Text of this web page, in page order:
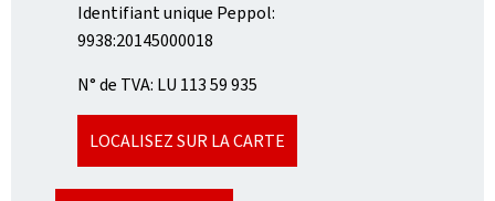
Identifiant unique Peppol:
9938:20145000018
N° de TVA: LU 113 59 935
LOCALISEZ SUR LA CARTE